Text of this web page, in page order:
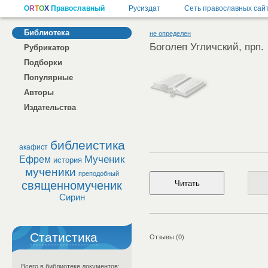
Библиотека
Рубрикатор
Подборки
Популярные
Авторы
Издательства
акафист библеистика
Ефрем история Мученик
мученики преподобный
священномученик
Сирин
Статистика
Всего в библиотеке документов:
не определен
Боголеп Угличский, прп.
Отзывы (0)